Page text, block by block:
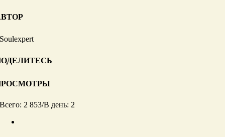
Soulexpert
Всего: 2 853/В день: 2